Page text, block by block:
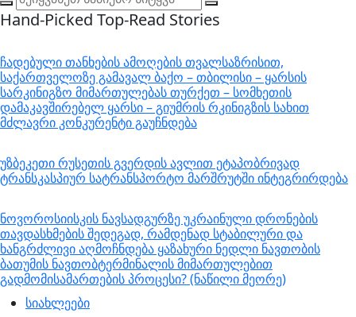
Hand-Picked Top-Read Stories
ჩადებული თანხების ამოღების თვალსაზრისით,
საქართველოზე გამავალ ბაქო – თბილისი – ყარსის
სარკინიგზო მიმართულებას თურქეთ – სომხეთის
დამაკავშირებელ ყარსი – გიუმრის რკინიგზის სახით
მძლავრი კონკურენტი გაუჩნდება
უზბეკეთი რუსეთის გვერდის ავლით ეტაპობრივად
ტრანსკასპიურ სატრანსპორტო მარშრუტში ინტეგრირდება
ნოვოროსიისკის ნავსადგურზე უკრაინული დრონების
თავდასხმების შედეგად, რამდენად სტაბილური და
ხანგრძლივი აღმოჩნდება ყაზახური ნედლი ნავთობის
ბათუმის ნავთობტერმინალის მიმართულებით
გადმომისამართების პროცესი? (ნაწილი მეორე)
სიახლეები